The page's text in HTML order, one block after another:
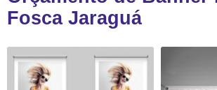
Fosca Jaraguá